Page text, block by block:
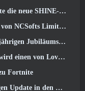
SHINE-Klasse vor
„Prologue Test“ sind im Gange
Jahrzehnt der Helden“.
Scharfschützen vorstellen
Fortnite
Royal Highlands weiter